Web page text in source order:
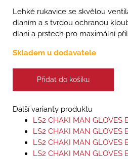
Lehké rukavice se skvělou
dlaním a s tvrdou ochranou
dlani a prstech pro maximální
Skladem u dodavatele
Přidat do košíku
Další varianty produktu
LS2 CHAKI MAN GLOVES
LS2 CHAKI MAN GLOVES
LS2 CHAKI MAN GLOVES
LS2 CHAKI MAN GLOVES